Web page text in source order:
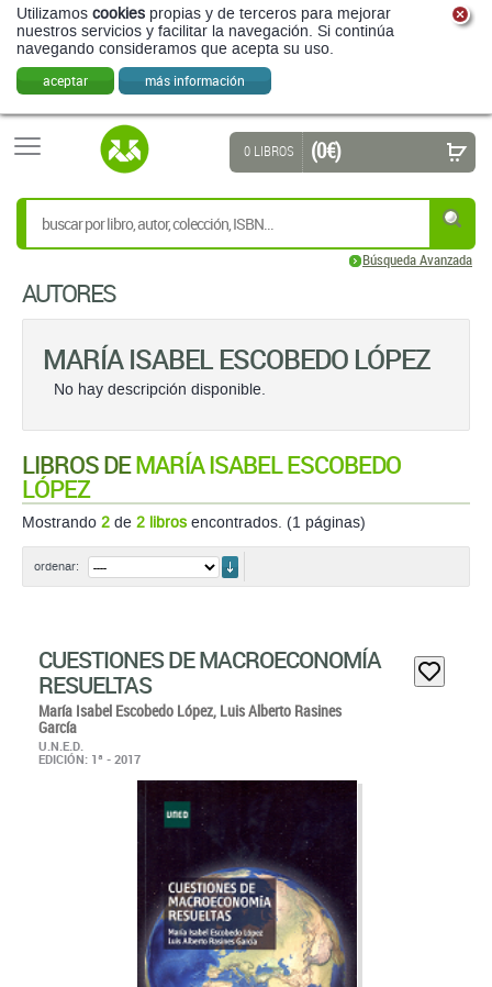
Utilizamos cookies propias y de terceros para mejorar
nuestros servicios y facilitar la navegación. Si continúa
navegando consideramos que acepta su uso.
aceptar más información
Búsqueda Avanzada
0 LIBROS (0 €)
AUTORES
MARÍA ISABEL ESCOBEDO LÓPEZ
No hay descripción disponible.
LIBROS DEMARÍA ISABEL ESCOBEDO
LÓPEZ
Mostrando 2 de 2 libros encontrados. (1 páginas)
ordenar:
CUESTIONES DE MACROECONOMÍA
RESUELTAS
María Isabel Escobedo López, Luis Alberto Rasines
García
U.N.E.D.
EDICIÓN: 1ª - 2017